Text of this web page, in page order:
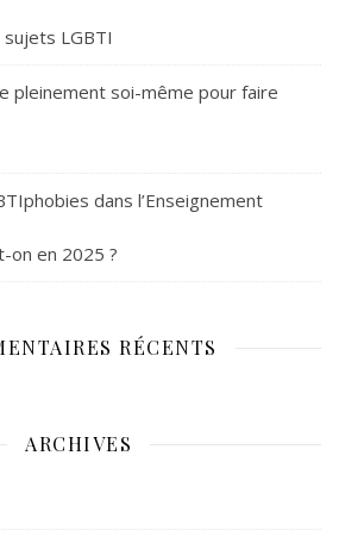
LGBTI
pleinement soi-même pour faire
dans l’Enseignement
on en 2025 ?
RÉCENTS
ARCHIVES